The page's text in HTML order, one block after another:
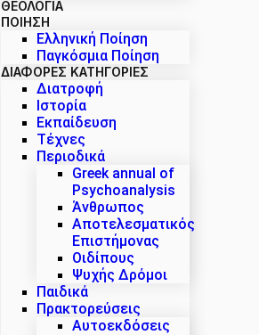
ΘΕΟΛΟΓΙΑ
ΠΟΙΗΣΗ
Ελληνική Ποίηση
Παγκόσμια Ποίηση
ΔΙΑΦΟΡΕΣ ΚΑΤΗΓΟΡΙΕΣ
Διατροφή
Ιστορία
Εκπαίδευση
Τέχνες
Περιοδικά
Greek annual of
Psychoanalysis
Άνθρωπος
Αποτελεσματικός
Επιστήμονας
Οιδίπους
Ψυχής Δρόμοι
Παιδικά
Πρακτoρεύσεις
Αυτοεκδόσεις